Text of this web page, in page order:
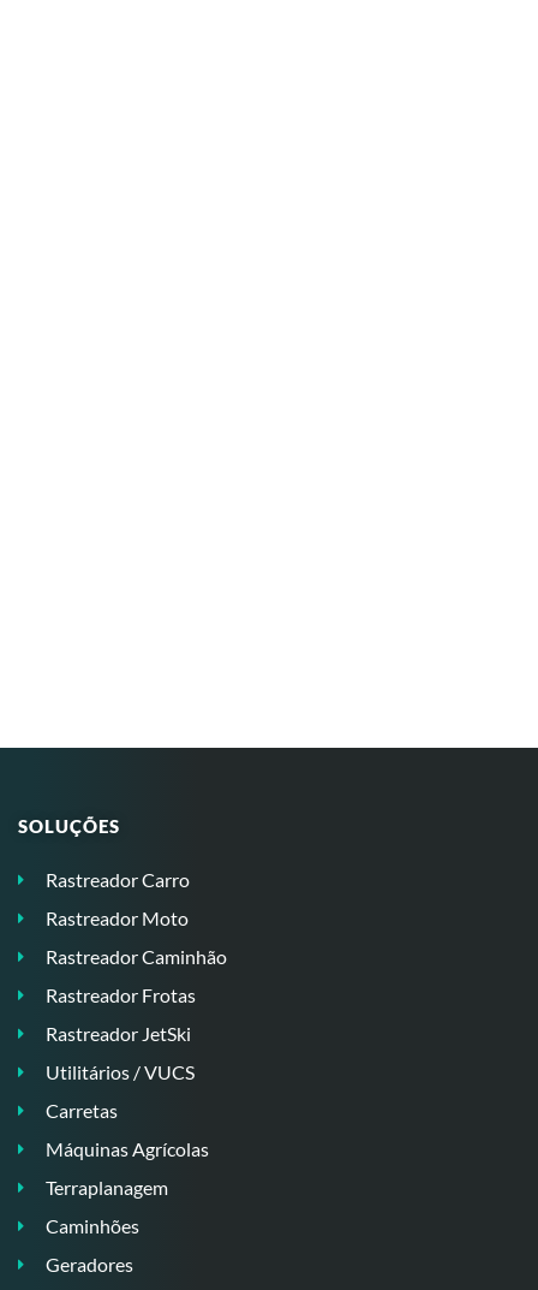
SOLUÇÕES
Rastreador Carro
Rastreador Moto
Rastreador Caminhão
Rastreador Frotas
Rastreador JetSki
Utilitários / VUCS
Carretas
Máquinas Agrícolas
Terraplanagem
Caminhões
Geradores